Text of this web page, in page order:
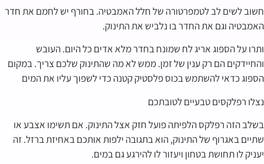
חשוב לשים לב לטמפרטורה של חלל האמבטיה. בחורף יש לחמם את חדר
האמבטיה וגם את החדר בו נלביש את התינוק.
ותרו על הספוג אריג לח שמונח בחדר מלא אדים כל היום. העובש
והחיידקים הם רק ענין של זמן. ממש לא מה שהתינוק שלכם צריך. במקום
הספוג כדאי להשתמש בכוס פלסטיק קטנה כדי לשפוך עליו את המים
נצלו רפלקסים טבעיים לטובתכם
בשלב הזה רפלקס הלפיתה פועל חזק אצל התינוק. אם תשימו אצבע או
שתיים באגרוף של התינוק, הוא בתגובה ילפות אותכם באחיזת ברזל. זה
יעניק לו תחושת בטחון ויעזור לו להירגע גם במים.